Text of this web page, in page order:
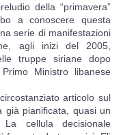
della “primavera”
a conoscere questa
serie di manifestazioni
agli inizi del 2005,
truppe siriane dopo
Ministro libanese
articolo sul
già pianificata, quasi un
cellula decisionale